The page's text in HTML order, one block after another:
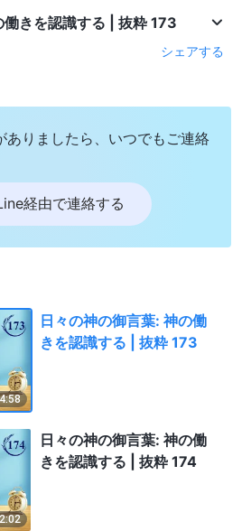
きを認識する | 抜粋 173
シェアする
ありましたら、いつでもご連絡
経由で連絡する
4:58
日々の神の御言葉: 神の働
きを認識する | 抜粋 173
日々の神の御言葉: 神の働
きを認識する | 抜粋 174